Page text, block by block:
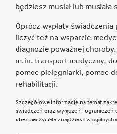
będziesz musiał lub musiała
Oprócz wypłaty
liczyć też na wsparcie
diagnozie poważnej
m.in. transport medyczny,
pomoc pielęgniarki, pomoc
rehabilitacji.
Szczegółowe informacje na temat
świadczeń oraz wyłączeń i
ubezpieczyciela znajdziesz wogólnych